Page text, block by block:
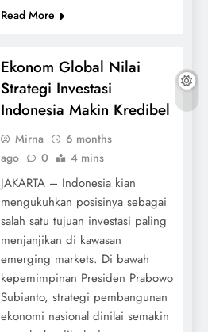
Read More
Ekonom Global Nilai
Strategi Investasi
Indonesia Makin Kredibel
Mirna
6 months
ago
0 4 mins
JAKARTA – Indonesia kian
mengukuhkan posisinya sebagai
salah satu tujuan investasi paling
menjanjikan di kawasan
emerging markets. Di bawah
kepemimpinan Presiden Prabowo
Subianto, strategi pembangunan
ekonomi nasional dinilai semakin